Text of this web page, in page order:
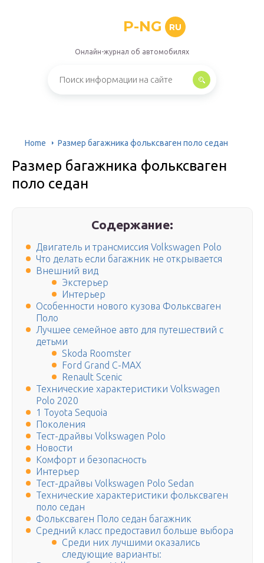
P-NG RU
Онлайн-журнал об автомобилях
Home Размер багажника фольксваген поло седан
Размер багажника фольксваген
поло седан
Содержание:
Двигатель и трансмиссия Volkswagen Polo
Что делать если багажник не открывается
Внешний вид
Экстерьер
Интерьер
Особенности нового кузова Фольксваген
Поло
Лучшее семейное авто для путешествий с
детьми
Skoda Roomster
Ford Grand C-MAX
Renault Scenic
Технические характеристики Volkswagen
Polo 2020
1 Toyota Sequoia
Поколения
Тест-драйвы Volkswagen Polo
Новости
Комфорт и безопасность
Интерьер
Тест-драйвы Volkswagen Polo Sedan
Технические характеристики фольксваген
поло седан
Фольксваген Поло седан багажник
Средний класс предоставил больше выбора
Среди них лучшими оказались
следующие варианты: